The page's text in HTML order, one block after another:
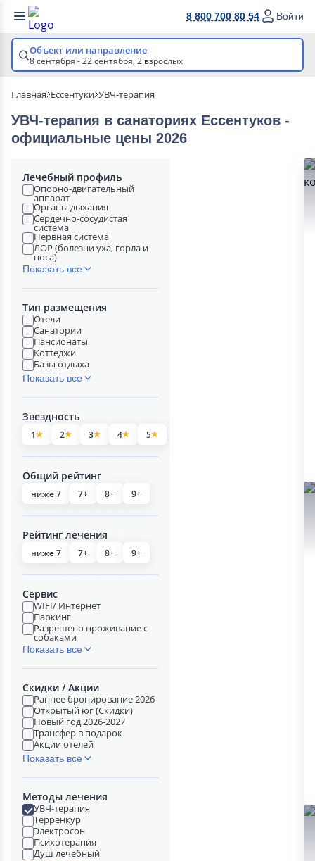
8 800 700 80 54 Войти
Объект или направление
8 сентября - 22 сентября, 2 взрослых
Главная Ессентуки УВЧ-терапия
УВЧ-терапия в cанаториях Ессентуков -
официальные цены 2026
Лечебный профиль
Опорно-двигательный
аппарат
Органы дыхания
Сердечно-сосудистая
система
Нервная система
ЛОР (болезни уха, горла и
носа)
Показать все
Тип размещения
Отели
Санатории
Пансионаты
Коттеджи
Базы отдыха
Показать все
Звездность
1 2 3 4 5
Общий рейтинг
ниже 7 7+ 8+ 9+
Рейтинг лечения
ниже 7 7+ 8+ 9+
Сервис
WIFI/ Интернет
Паркинг
Разрешено проживание с
собаками
Показать все
Скидки / Акции
Раннее бронирование 2026
Открытый юг (Скидки)
Новый год 2026-2027
Трансфер в подарок
Акции отелей
Показать все
Методы лечения
УВЧ-терапия
Терренкур
Электросон
Психотерапия
Душ лечебный